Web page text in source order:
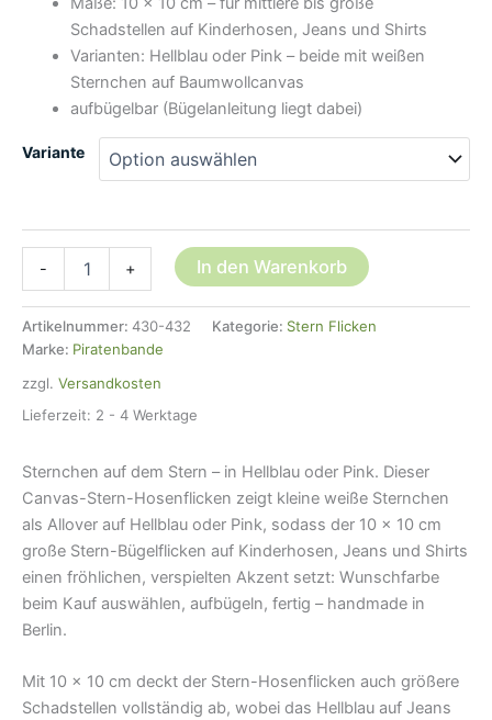
Schadstellen auf Kinderhosen, Jeans und Shirts
Varianten: Hellblau oder Pink – beide mit weißen
Sternchen auf Baumwollcanvas
aufbügelbar (Bügelanleitung liegt dabei)
Variante
-
Hosenflicken,
Farben,
10
Menge
+ In den Warenkorb
Artikelnummer: 430-432 Kategorie: Stern Flicken
Marke: Piratenbande
zzgl. Versandkosten
Lieferzeit: 2 - 4 Werktage
Sternchen auf dem Stern – in Hellblau oder Pink. Dieser
Canvas-Stern-Hosenflicken zeigt kleine weiße Sternchen
als Allover auf Hellblau oder Pink, sodass der 10 × 10 cm
große Stern-Bügelflicken auf Kinderhosen, Jeans und Shirts
einen fröhlichen, verspielten Akzent setzt: Wunschfarbe
beim Kauf auswählen, aufbügeln, fertig – handmade in
Berlin.
Mit 10 × 10 cm deckt der Stern-Hosenflicken auch größere
Schadstellen vollständig ab, wobei das Hellblau auf Jeans